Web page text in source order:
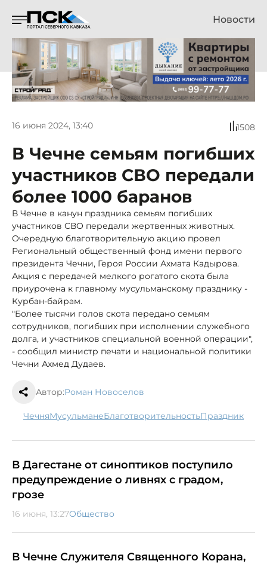
Новости
16 июня 2024, 13:40 1508
В Чечне семьям погибших
участников СВО передали
более 1000 баранов
В Чечне в канун праздника семьям погибших
участников СВО передали жертвенных животных.
Очередную благотворительную акцию провел
Региональный общественный фонд имени первого
президента Чечни, Героя России Ахмата Кадырова.
Акция с передачей мелкого рогатого скота была
приурочена к главному мусульманскому празднику -
Курбан-байрам.
"Более тысячи голов скота передано семьям
сотрудников, погибших при исполнении служебного
долга, и участников специальной военной операции",
- сообщил министр печати и национальной политики
Чечни Ахмед Дудаев.
Автор:Роман Новоселов
Чечня мусульмане благотворительность праздник
В Дагестане от синоптиков поступило
предупреждение о ливнях с градом,
грозе
16 июня, 13:27Общество
В Чечне Служителя Священного Корана,